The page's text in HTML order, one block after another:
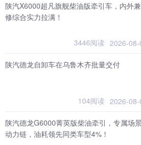
陕汽X6000超凡旗舰柴油版牵引车，内外兼
修综合实力拉满！
3446阅读 2026-08-
陕汽德龙自卸车在乌鲁木齐批量交付
104阅读 2026-08-
陕汽德龙G6000菁英版柴油牵引，专属场
动力链，油耗领先同类车型4%！